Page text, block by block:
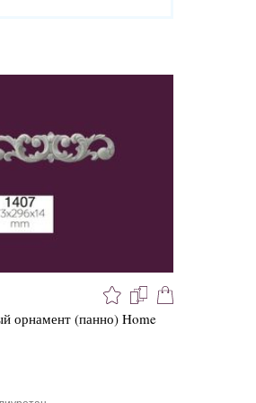
орнамент (панно) Home